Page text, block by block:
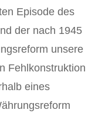
Episode des
der nach 1945
unsere
Fehlkonstruktion
eines